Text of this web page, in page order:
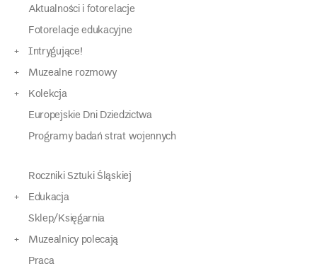
Aktualności i fotorelacje
Fotorelacje edukacyjne
Intrygujące!
Muzealne rozmowy
Kolekcja
Europejskie Dni Dziedzictwa
Programy badań strat wojennych
Roczniki Sztuki Śląskiej
Edukacja
Sklep/Księgarnia
Muzealnicy polecają
Praca